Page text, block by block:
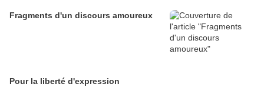
Fragments d'un discours amoureux
Pour la liberté d'expression